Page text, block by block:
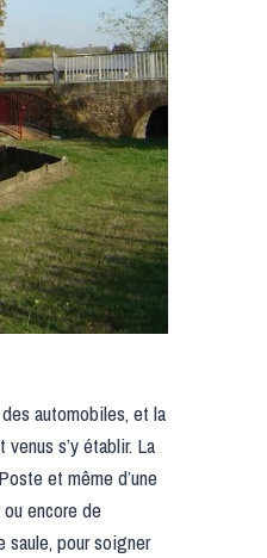
automobiles, et la
s’y établir. La
et même d’une
ou encore de
saule, pour soigner